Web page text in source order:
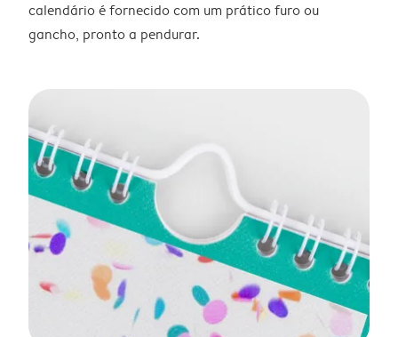
calendário é fornecido com um prático furo ou
gancho, pronto a pendurar.